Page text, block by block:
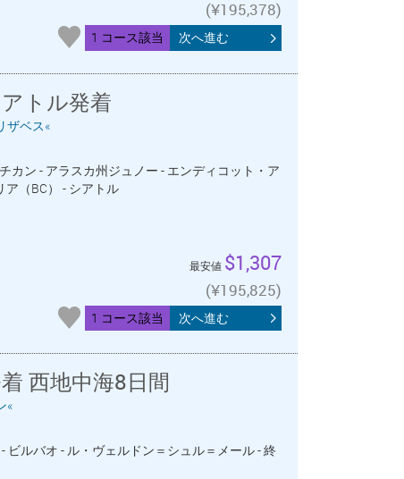
(¥195,378)
1 コース該当 次へ進む
トル発着
ザベス«
カン - アラスカ州ジュノー - エンディコット・ア
ア（BC） - シアトル
最安値 $1,307
(¥195,825)
1 コース該当 次へ進む
西地中海8日間
«
ビルバオ - ル・ヴェルドン＝シュル＝メール - 終